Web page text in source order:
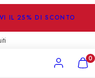
IL 25% DI SCONTO
Account 0